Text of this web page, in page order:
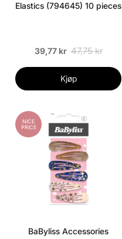
Elastics (794645) 10 pieces
39,77 kr 47,75 kr
Kjøp
NICE
PRICE
BaByliss Accessories